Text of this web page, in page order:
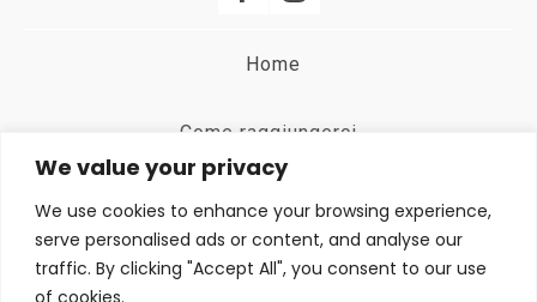
We value your privacy
We use cookies to enhance your browsing experience,
serve personalised ads or content, and analyse our
traffic. By clicking "Accept All", you consent to our use
of cookies.
Home
Come raggiungerci
Termini e Condizioni
Privacy Policy